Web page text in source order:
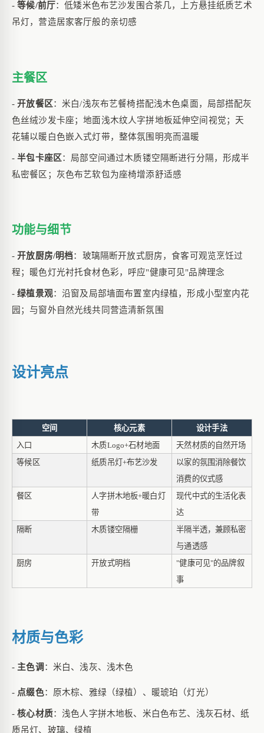
-等候/前厅：低矮米色布艺沙发围合茶几，上方悬挂纸质艺术
吊灯，营造居家客厅般的亲切感
主餐区
-开放餐区 ：米白/浅灰布艺餐椅搭配浅木色桌面，局部搭配灰
色丝绒沙发卡座；地面浅木纹人字拼地板延伸空间视觉；天
花辅以暖白色嵌入式灯带，整体氛围明亮而温暖
-半包卡座区 ：局部空间通过木质镂空隔断进行分隔，形成半
私密餐区；灰色布艺软包为座椅增添舒适感
功能与细节
-开放厨房/明档：玻璃隔断开放式厨房，食客可观览烹饪过
程；暖色灯光衬托食材色彩，呼应"健康可见"品牌理念
-绿植景观：沿窗及局部墙面布置室内绿植，形成小型室内花
园；与窗外自然光线共同营造清新氛围
设计亮点
空间 核心元素
设计手法
入口
木质Logo+石材地面
天然材质的自然开场
等候区
纸质吊灯 +布艺沙发
以家的氛围消除餐饮
消费的仪式感
餐区
人字拼木地板+暖白灯
带
现代中式的生活化表
达
隔断
木质镂空隔栅
半隔半透，兼顾私密
与通透感
厨房
开放式明档
"健康可见"的品牌叙
事
材质与色彩
- 主色调 ：米白、浅灰、浅木色
- 点缀色：原木棕、雅绿（绿植）、暖琥珀（灯光）
-核心材质：浅色人字拼木地板、米白色布艺、浅灰石材、纸
质吊灯、玻璃、绿植